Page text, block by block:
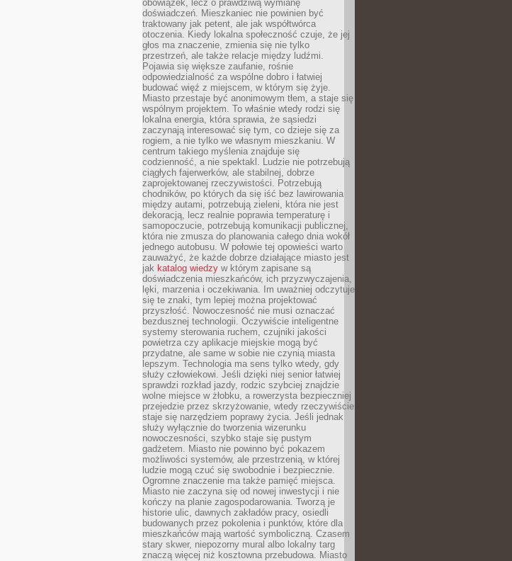
obowiązek, lecz o prawdziwą wymianę
doświadczeń. Mieszkaniec nie powinien być
traktowany jak petent, ale jak współtwórca
otoczenia. Kiedy lokalna społeczność czuje, że jej
głos ma znaczenie, zmienia się nie tylko
przestrzeń, ale także relacje między ludźmi.
Pojawia się większe zaufanie, rośnie
odpowiedzialność za wspólne dobro i łatwiej
budować więź z miejscem, w którym się żyje.
Miasto przestaje być anonimowym tłem, a staje się
wspólnym projektem. To właśnie wtedy rodzi się
lokalna energia, która sprawia, że sąsiedzi
zaczynają interesować się tym, co dzieje się za
rogiem, a nie tylko we własnym mieszkaniu. W
centrum takiego myślenia znajduje się
codzienność, a nie spektakl. Ludzie nie potrzebują
ciągłych fajerwerków, ale stabilnej, dobrze
zaprojektowanej rzeczywistości. Potrzebują
chodników, po których da się iść bez lawirowania
między autami, potrzebują zieleni, która nie jest
dekoracją, lecz realnie poprawia temperaturę i
samopoczucie, potrzebują komunikacji publicznej,
która nie zmusza do planowania całego dnia wokół
jednego autobusu. W połowie tej opowieści warto
zauważyć, że każde dobrze działające miasto jest
jak katalog wiedzy w którym zapisane są
doświadczenia mieszkańców, ich przyzwyczajenia,
lęki, marzenia i oczekiwania. Im uważniej odczytuje
się te znaki, tym lepiej można projektować
przyszłość. Nowoczesność nie musi oznaczać
bezdusznej technologii. Oczywiście inteligentne
systemy sterowania ruchem, czujniki jakości
powietrza czy aplikacje miejskie mogą być
przydatne, ale same w sobie nie czynią miasta
lepszym. Technologia ma sens tylko wtedy, gdy
służy człowiekowi. Jeśli dzięki niej senior łatwiej
sprawdzi rozkład jazdy, rodzic szybciej znajdzie
wolne miejsce w żłobku, a rowerzysta bezpieczniej
przejedzie przez skrzyżowanie, wtedy rzeczywiście
staje się narzędziem poprawy życia. Jeśli jednak
służy wyłącznie do tworzenia wizerunku
nowoczesności, szybko staje się pustym
gadżetem. Miasto nie powinno być pokazem
możliwości systemów, ale przestrzenią, w której
ludzie mogą czuć się swobodnie i bezpiecznie.
Ogromne znaczenie ma także pamięć miejsca.
Miasto nie zaczyna się od nowej inwestycji i nie
kończy na planie zagospodarowania. Tworzą je
historie ulic, dawnych zakładów pracy, osiedli
budowanych przez pokolenia i punktów, które dla
mieszkańców mają wartość symboliczną. Czasem
stary skwer, niepozorny mural albo lokalny targ
znaczą więcej niż kosztowna przebudowa. Miasto